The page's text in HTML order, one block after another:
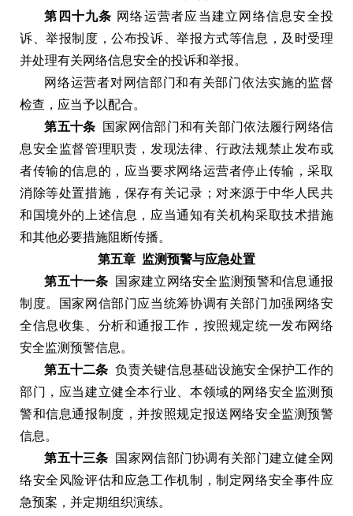
第四十九条 网络运营者应当建立网络信息安全投
诉 、举报制度 ，公布投诉 、举报方式等信息 ， 及时受理
并处理有关网络信息安全的投诉和举报。
网络运营者对网信部门和有关部门依法实施的监督
检查 ， 应当予以配合。
第五十条 国家网信部门和有关部门依法履行网络信
息安全监督管理职责 ， 发现法律 、行政法规禁止发布或
者传输的信息的 ， 应当要求网络运营者停止传输 ，采取
消除等处置措施 ， 保存有关记录 ； 对来源于中华人民共
和国境外的上述信息 ， 应当通知有关机构采取技术措施
和其他必要措施阻断传播。
第五章 监测预警与应急处置
第五十一条 国家建立网络安全监测预警和信息通报
制度。
国家网信部门应当统筹协调有关部门加强网络安
全信息收集
分析和通报工作 ， 按照规定统一发布网络
安全监测预警信息 。
第五十二条 负责关键信息基础设施安全保护工作的
部门 ， 应当建立健全本行业
本领域的网络安全监测预
警和信息通报制度 ，并按照规定报送网络安全监测预警
信息 。
第五十三条 国家网信部门协调有关部门建立健全网
络安全风险评估和应急工作机制
，制定网络安全事件应
急预案 ， 并定期组织演练。